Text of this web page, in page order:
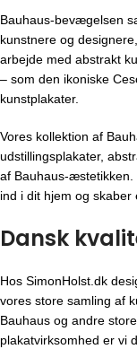
Bauhaus-bevægelsen
kunstnere og
arbejde med abstrakt
– som den ikoniske
kunstplakater.
Vores kollektion af
udstillingsplakater,
af Bauhaus-æstetikken.
ind i dit hjem og skaber
Dansk
Hos SimonHolst.dk
vores store samling af
Bauhaus og andre
plakatvirksomhed er vi